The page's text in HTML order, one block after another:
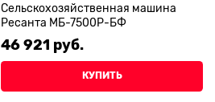
Сельскохозяйственная машина
Ресанта МБ-7500P-БФ
46 921 руб.
КУПИТЬ